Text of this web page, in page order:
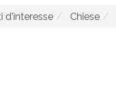
d'interesse Chiese